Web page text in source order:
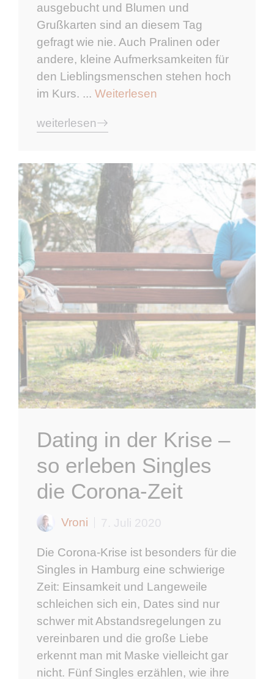
ausgebucht und Blumen und
Grußkarten sind an diesem Tag
gefragt wie nie. Auch Pralinen oder
andere, kleine Aufmerksamkeiten für
den Lieblingsmenschen stehen hoch
im Kurs. ... Weiterlesen
weiterlesen
Dating in der Krise –
so erleben Singles
die Corona-Zeit
Vroni 7. Juli 2020
Die Corona-Krise ist besonders für die
Singles in Hamburg eine schwierige
Zeit: Einsamkeit und Langeweile
schleichen sich ein, Dates sind nur
schwer mit Abstandsregelungen zu
vereinbaren und die große Liebe
erkennt man mit Maske vielleicht gar
nicht. Fünf Singles erzählen, wie ihre